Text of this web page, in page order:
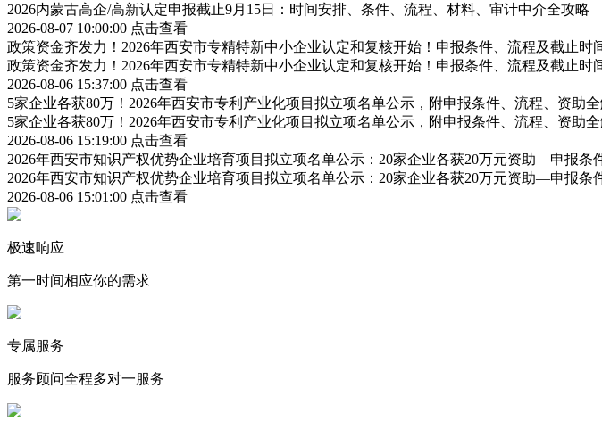
2026内蒙古高企/高新认定申报截止9月15日：时间安排、条件、流程、材料、审计中介全攻略
2026-08-07 10:00:00 点击查看
政策资金齐发力！2026年西安市专精特新中小企业认定和复核开始！申报条件、流程及截止时
政策资金齐发力！2026年西安市专精特新中小企业认定和复核开始！申报条件、流程及截止时
2026-08-06 15:37:00 点击查看
5家企业各获80万！2026年西安市专利产业化项目拟立项名单公示，附申报条件、流程、资助
5家企业各获80万！2026年西安市专利产业化项目拟立项名单公示，附申报条件、流程、资助
2026-08-06 15:19:00 点击查看
2026年西安市知识产权优势企业培育项目拟立项名单公示：20家企业各获20万元资助—申报条
2026年西安市知识产权优势企业培育项目拟立项名单公示：20家企业各获20万元资助—申报条
2026-08-06 15:01:00 点击查看
极速响应
第一时间相应你的需求
专属服务
服务顾问全程多对一服务